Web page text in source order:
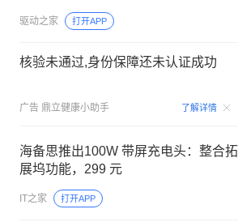
驱动之家 打开APP
核验未通过,身份保障还未认证成功
广告 鼎立健康小助手 了解详情
海备思推出100W 带屏充电头：整合拓
展坞功能，299 元
IT之家 打开APP